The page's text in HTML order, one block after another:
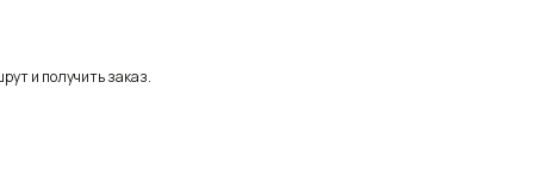
и получить заказ.